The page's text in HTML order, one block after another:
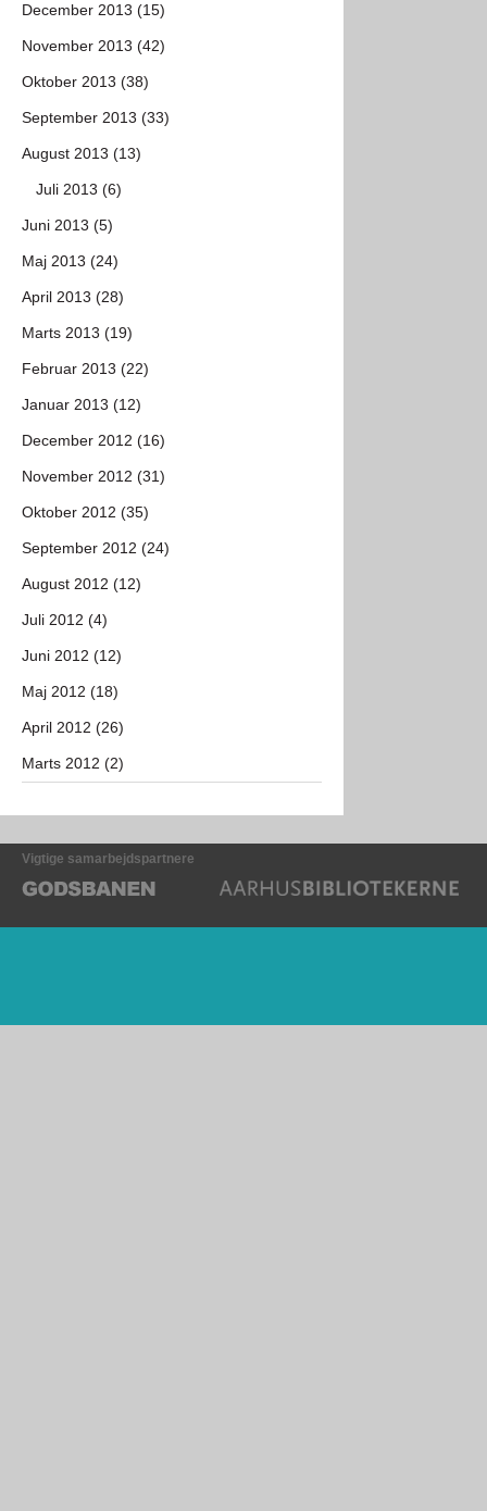
December 2013 (15)
November 2013 (42)
Oktober 2013 (38)
September 2013 (33)
August 2013 (13)
Juli 2013 (6)
Juni 2013 (5)
Maj 2013 (24)
April 2013 (28)
Marts 2013 (19)
Februar 2013 (22)
Januar 2013 (12)
December 2012 (16)
November 2012 (31)
Oktober 2012 (35)
September 2012 (24)
August 2012 (12)
Juli 2012 (4)
Juni 2012 (12)
Maj 2012 (18)
April 2012 (26)
Marts 2012 (2)
Vigtige samarbejdspartnere